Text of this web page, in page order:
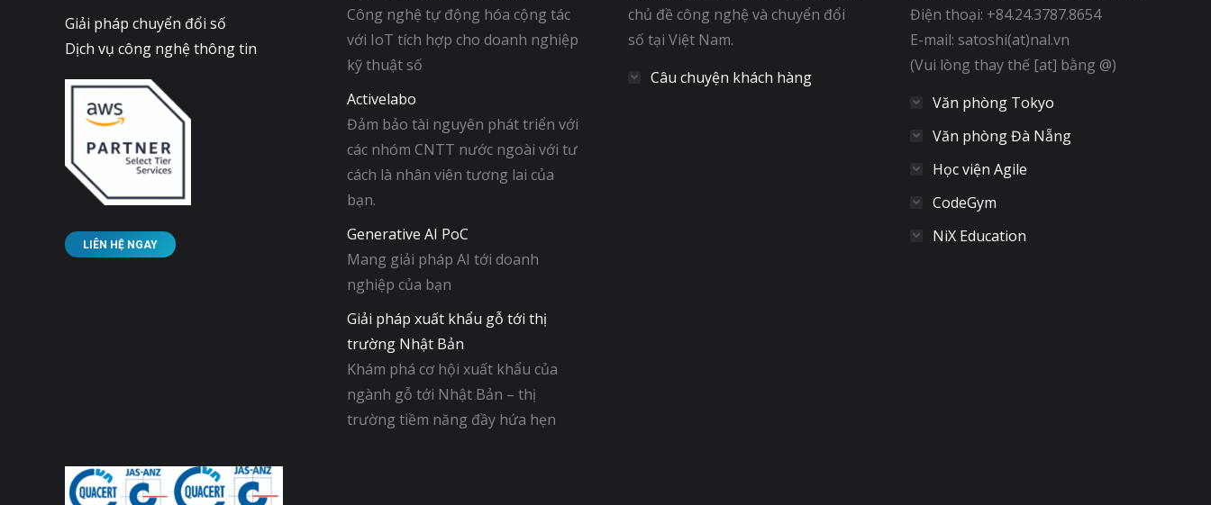
Giải pháp chuyển đổi số
Dịch vụ công nghệ thông tin
LIÊN HỆ NGAY
Công nghệ tự động hóa cộng tác
với IoT tích hợp cho doanh nghiệp
kỹ thuật số
Activelabo
Đảm bảo tài nguyên phát triển với
các nhóm CNTT nước ngoài với tư
cách là nhân viên tương lai của
bạn.
Generative AI PoC
Mang giải pháp AI tới doanh
nghiệp của bạn
Giải pháp xuất khẩu gỗ tới thị
trường Nhật Bản
Khám phá cơ hội xuất khẩu của
ngành gỗ tới Nhật Bản – thị
trường tiềm năng đầy hứa hẹn
chủ đề công nghệ và chuyển đổi
số tại Việt Nam.
Câu chuyện khách hàng
Điện thoại: +84.24.3787.8654
E-mail: satoshi(at)nal.vn
(Vui lòng thay thế [at] bằng @)
Văn phòng Tokyo
Văn phòng Đà Nẵng
Học viện Agile
CodeGym
NiX Education